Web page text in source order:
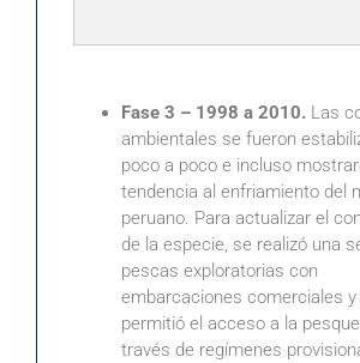
Fase 3 – 1998 a 2010.Las
ambientales se fueron
poco a poco e incluso
tendencia al enfriamiento del
peruano. Para actualizar el
de la especie, se realizó una
pescas exploratorias con
embarcaciones comerciales y
permitió el acceso a la
través de regímenes